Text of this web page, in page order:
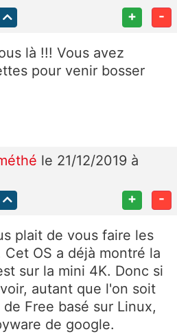
+ -
là !!! Vous avez
pour venir bosser
le 21/12/2019 à
+ -
plait de vous faire les
OS a déjà montré la
sur la mini 4K. Donc si
autant que l'on soit
Free basé sur Linux,
de google.